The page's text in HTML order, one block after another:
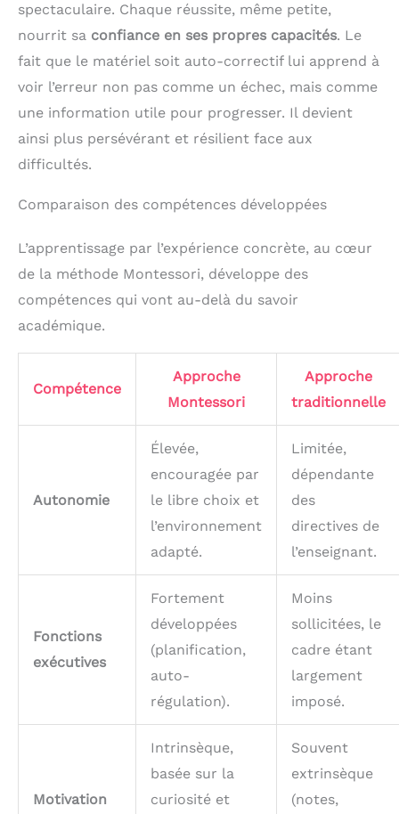
spectaculaire. Chaque réussite, même petite,
nourrit sa confiance en ses propres capacités. Le
fait que le matériel soit auto-correctif lui apprend à
voir l’erreur non pas comme un échec, mais comme
une information utile pour progresser. Il devient
ainsi plus persévérant et résilient face aux
difficultés.
Comparaison des compétences développées
L’apprentissage par l’expérience concrète, au cœur
de la méthode Montessori, développe des
compétences qui vont au-delà du savoir
académique.
Compétence
Approche
Montessori
Approche
traditionnelle
Autonomie
Élevée,
encouragée par
le libre choix et
l’environnement
adapté.
Limitée,
dépendante
des
directives de
l’enseignant.
Fonctions
exécutives
Fortement
développées
(planification,
auto-
régulation).
Moins
sollicitées, le
cadre étant
largement
imposé.
Motivation
Intrinsèque,
basée sur la
curiosité et
Souvent
extrinsèque
(notes,